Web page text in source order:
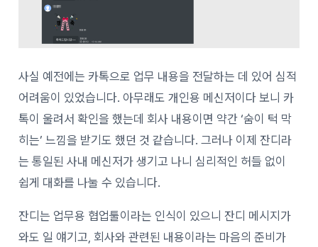
사실 예전에는 카톡으로 업무 내용을 전달하는 데 있어 심적
어려움이 있었습니다. 아무래도 개인용 메신저이다 보니 카
톡이 울려서 확인을 했는데 회사 내용이면 약간 ‘숨이 턱 막
히는’ 느낌을 받기도 했던 것 같습니다. 그러나 이제 잔디라
는 통일된 사내 메신저가 생기고 나니 심리적인 허들 없이
쉽게 대화를 나눌 수 있습니다.
잔디는 업무용 협업툴이라는 인식이 있으니 잔디 메시지가
와도 일 얘기고, 회사와 관련된 내용이라는 마음의 준비가